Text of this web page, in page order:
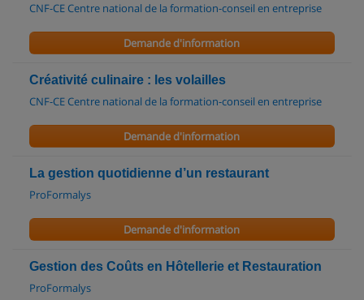
CNF-CE Centre national de la formation-conseil en entreprise
Demande d'information
Créativité culinaire : les volailles
CNF-CE Centre national de la formation-conseil en entreprise
Demande d'information
La gestion quotidienne d’un restaurant
ProFormalys
Demande d'information
Gestion des Coûts en Hôtellerie et Restauration
ProFormalys